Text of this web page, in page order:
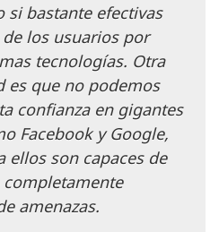
si bastante efectivas
los usuarios por
tecnologías. Otra
es que no podemos
confianza en gigantes
Facebook y Google,
ellos son capaces de
amenazas.